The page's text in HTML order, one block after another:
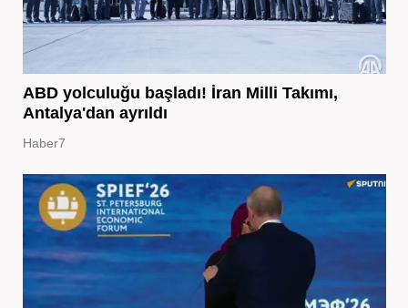
ABD yolculuğu başladı! İran Milli Takımı,
Antalya'dan ayrıldı
Haber7